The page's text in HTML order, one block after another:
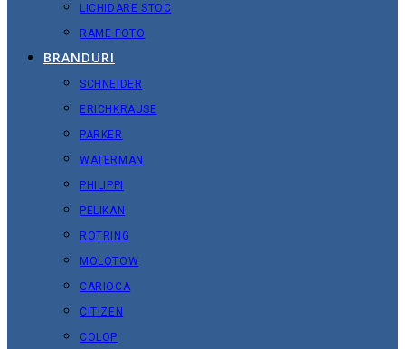
LICHIDARE STOC
RAME FOTO
BRANDURI
SCHNEIDER
ERICHKRAUSE
PARKER
WATERMAN
PHILIPPI
PELIKAN
ROTRING
MOLOTOW
CARIOCA
CITIZEN
COLOP